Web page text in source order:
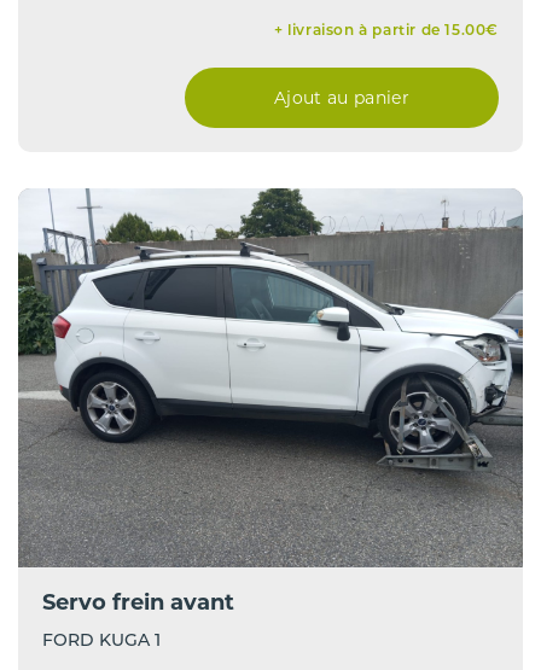
+ livraison à partir de 15.00€
Ajout au panier
Servo frein avant
FORD KUGA 1